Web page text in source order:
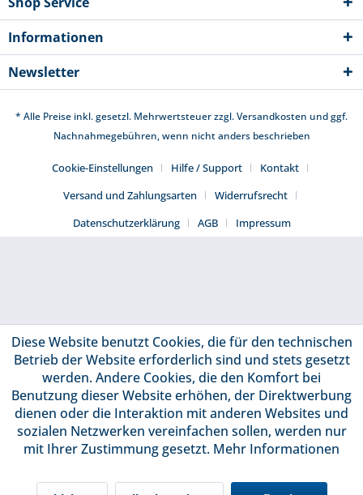
Informationen
Newsletter
* Alle Preise inkl. gesetzl. Mehrwertsteuer zzgl.Versandkosten und ggf.
Nachnahmegebühren, wenn nicht anders beschrieben
Cookie-Einstellungen Hilfe / Support
Kontakt
Versand und Zahlungsarten
Widerrufsrecht
Datenschutzerklärung
AGB Impressum
Diese Website benutzt Cookies, die für den technischen
Betrieb der Website erforderlich sind und stets gesetzt
werden. Andere Cookies, die den Komfort bei
Benutzung dieser Website erhöhen, der Direktwerbung
dienen oder die Interaktion mit anderen Websites und
sozialen Netzwerken vereinfachen sollen, werden nur
mit Ihrer Zustimmung gesetzt. Mehr Informationen